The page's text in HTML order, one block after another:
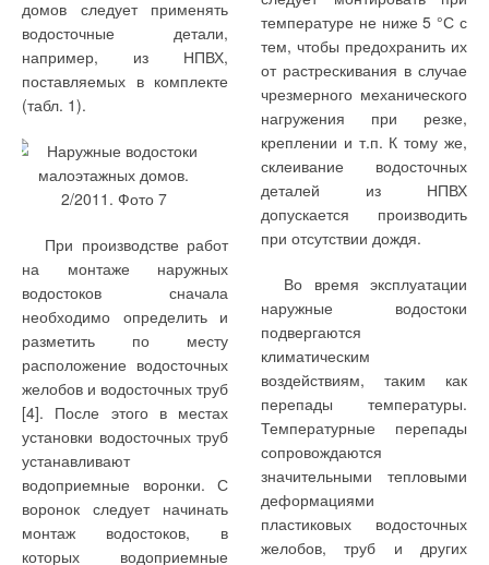
домов следует применять
водосточные детали,
например, из НПВХ,
поставляемых в комплекте
(табл. 1).
При производстве работ
на монтаже наружных
водостоков сначала
необходимо определить и
разметить по месту
расположение водосточных
желобов и водосточных труб
[4]. После этого в местах
установки водосточных труб
устанавливают
водоприемные воронки. С
воронок следует начинать
монтаж водостоков, в
которых водоприемные
температуре не ниже 5 °С с
тем, чтобы предохранить их
от растрескивания в случае
чрезмерного механического
нагружения при резке,
креплении и т.п. К тому же,
склеивание водосточных
деталей из НПВХ
допускается производить
при отсутствии дождя.
Во время эксплуатации
наружные водостоки
подвергаются
климатическим
воздействиям, таким как
перепады температуры.
Температурные перепады
сопровождаются
значительными тепловыми
деформациями
пластиковых водосточных
желобов, труб и других